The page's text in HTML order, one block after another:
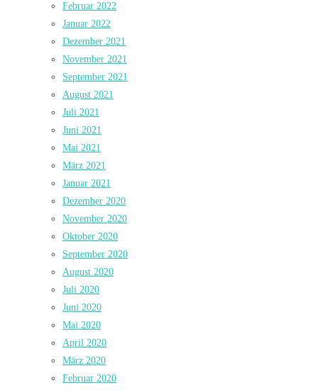
Februar 2022
Januar 2022
Dezember 2021
November 2021
September 2021
August 2021
Juli 2021
Juni 2021
Mai 2021
März 2021
Januar 2021
Dezember 2020
November 2020
Oktober 2020
September 2020
August 2020
Juli 2020
Juni 2020
Mai 2020
April 2020
März 2020
Februar 2020